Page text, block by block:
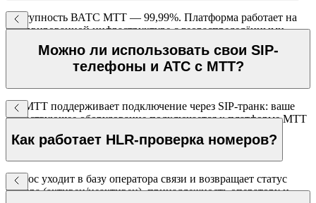
Доступность ВАТС МТТ — 99,99%. Платформа работает на
резервированной инфраструктуре с геораспределёнными
дата-центрами.
Можно ли использовать свои SIP-
телефоны и АТС с МТТ?
Да. МТТ поддерживает подключение через SIP-транк: ваше
существующее оборудование подключается к платформе МТТ
для исходящих и входящих вызовов.
Как работает HLR-проверка номеров?
Запрос уходит в базу оператора связи и возвращает статус
номера (активен/неактивен), принадлежность оператору и